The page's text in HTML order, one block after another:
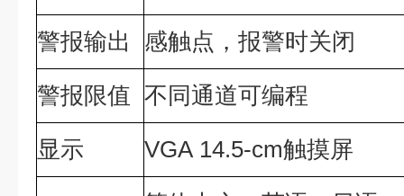
警报输出
感触点，报警时关闭
警报限值 不同通道可编程
显示
VGA 14.5-cm触摸屏